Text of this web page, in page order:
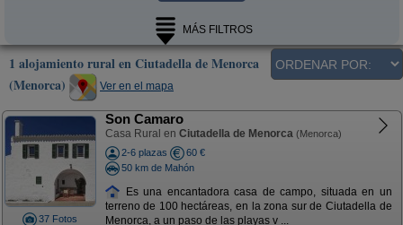
MÁS FILTROS
1 alojamiento rural en Ciutadella de Menorca
(Menorca)
Ver en el mapa
37 Fotos
Son Camaro
Casa Rural en Ciutadella de Menorca (Menorca)
2-6 plazas
60 €
50 km de Mahón
Es una encantadora casa de campo, situada en un
terreno de 100 hectáreas, en la zona sur de Ciutadella de
Menorca, a un paso de las playas v ...